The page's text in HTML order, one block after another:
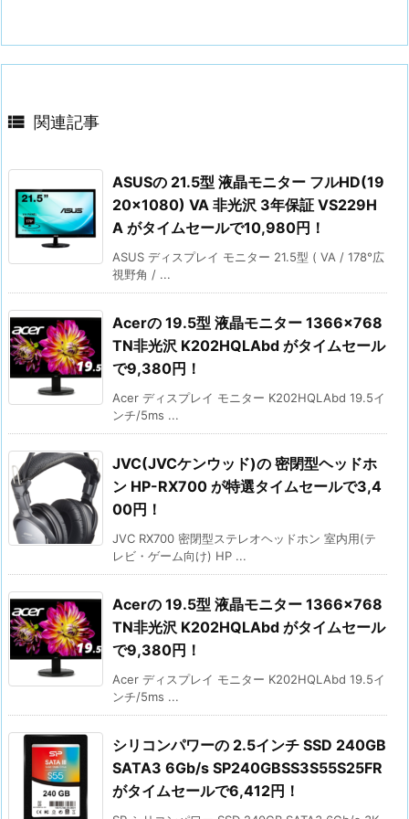
 関連記事
ASUSの 21.5型 液晶モニター フルHD(19
20×1080) VA 非光沢 3年保証 VS229H
A がタイムセールで10,980円！
ASUS ディスプレイ モニター 21.5型 ( VA / 178°広
視野角 / ...
Acerの 19.5型 液晶モニター 1366×768
TN非光沢 K202HQLAbd がタイムセール
で9,380円！
Acer ディスプレイ モニター K202HQLAbd 19.5イ
ンチ/5ms ...
JVC(JVCケンウッド)の 密閉型ヘッドホ
ン HP-RX700 が特選タイムセールで3,4
00円！
JVC RX700 密閉型ステレオヘッドホン 室内用(テ
レビ・ゲーム向け) HP ...
Acerの 19.5型 液晶モニター 1366×768
TN非光沢 K202HQLAbd がタイムセール
で9,380円！
Acer ディスプレイ モニター K202HQLAbd 19.5イ
ンチ/5ms ...
シリコンパワーの 2.5インチ SSD 240GB
SATA3 6Gb/s SP240GBSS3S55S25FR
がタイムセールで6,412円！